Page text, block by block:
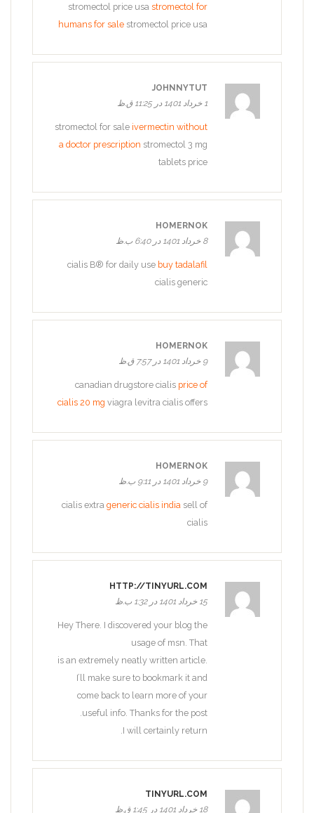
stromectol price usa stromectol for
humans for sale stromectol price usa
JOHNNYTUT
1 خرداد 1401 در 11:25 ق.ظ
stromectol for sale ivermectin without
a doctor prescription stromectol 3 mg
tablets price
HOMERNOK
8 خرداد 1401 در 6:40 ب.ظ
cialis В® for daily use buy tadalafil
cialis generic
HOMERNOK
9 خرداد 1401 در 7:57 ق.ظ
canadian drugstore cialis price of
cialis 20 mg viagra levitra cialis offers
HOMERNOK
9 خرداد 1401 در 9:11 ب.ظ
cialis extra generic cialis india sell of
cialis
HTTP://TINYURL.COM
15 خرداد 1401 در 1:32 ب.ظ
Hey There. I discovered your blog the
usage of msn. That
is an extremely neatly written article.
I’ll make sure to bookmark it and
come back to learn more of your
useful info. Thanks for the post.
I will certainly return.
TINYURL.COM
18 خرداد 1401 در 1:45 ق.ظ